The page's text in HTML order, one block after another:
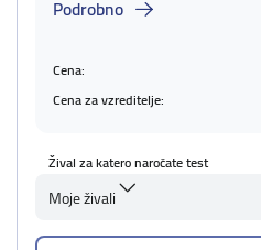
Podrobno
Cena:
Cena za vzreditelje:
Žival za katero naročate test
Moje živali